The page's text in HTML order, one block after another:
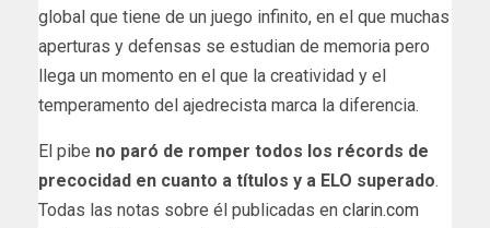
global que tiene de un juego infinito, en el que muchas
aperturas y defensas se estudian de memoria pero
llega un momento en el que la creatividad y el
temperamento del ajedrecista marca la diferencia.
El pibe no paró de romper todos los récords de
precocidad en cuanto a títulos y a ELO superado.
Todas las notas sobre él publicadas en clarin.com